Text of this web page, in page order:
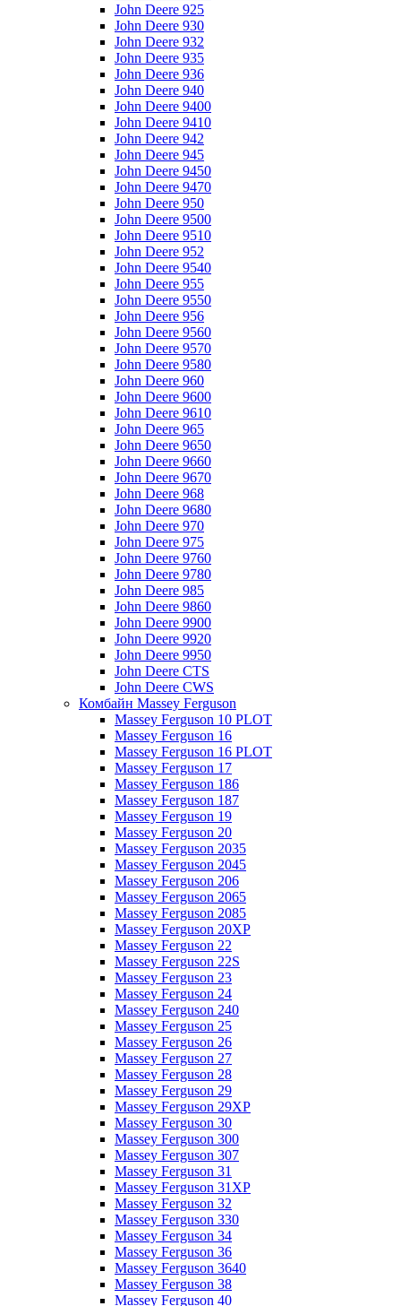
John Deere 925
John Deere 930
John Deere 932
John Deere 935
John Deere 936
John Deere 940
John Deere 9400
John Deere 9410
John Deere 942
John Deere 945
John Deere 9450
John Deere 9470
John Deere 950
John Deere 9500
John Deere 9510
John Deere 952
John Deere 9540
John Deere 955
John Deere 9550
John Deere 956
John Deere 9560
John Deere 9570
John Deere 9580
John Deere 960
John Deere 9600
John Deere 9610
John Deere 965
John Deere 9650
John Deere 9660
John Deere 9670
John Deere 968
John Deere 9680
John Deere 970
John Deere 975
John Deere 9760
John Deere 9780
John Deere 985
John Deere 9860
John Deere 9900
John Deere 9920
John Deere 9950
John Deere CTS
John Deere CWS
Комбайн Massey Ferguson
Massey Ferguson 10 PLOT
Massey Ferguson 16
Massey Ferguson 16 PLOT
Massey Ferguson 17
Massey Ferguson 186
Massey Ferguson 187
Massey Ferguson 19
Massey Ferguson 20
Massey Ferguson 2035
Massey Ferguson 2045
Massey Ferguson 206
Massey Ferguson 2065
Massey Ferguson 2085
Massey Ferguson 20XP
Massey Ferguson 22
Massey Ferguson 22S
Massey Ferguson 23
Massey Ferguson 24
Massey Ferguson 240
Massey Ferguson 25
Massey Ferguson 26
Massey Ferguson 27
Massey Ferguson 28
Massey Ferguson 29
Massey Ferguson 29XP
Massey Ferguson 30
Massey Ferguson 300
Massey Ferguson 307
Massey Ferguson 31
Massey Ferguson 31XP
Massey Ferguson 32
Massey Ferguson 330
Massey Ferguson 34
Massey Ferguson 36
Massey Ferguson 3640
Massey Ferguson 38
Massey Ferguson 40